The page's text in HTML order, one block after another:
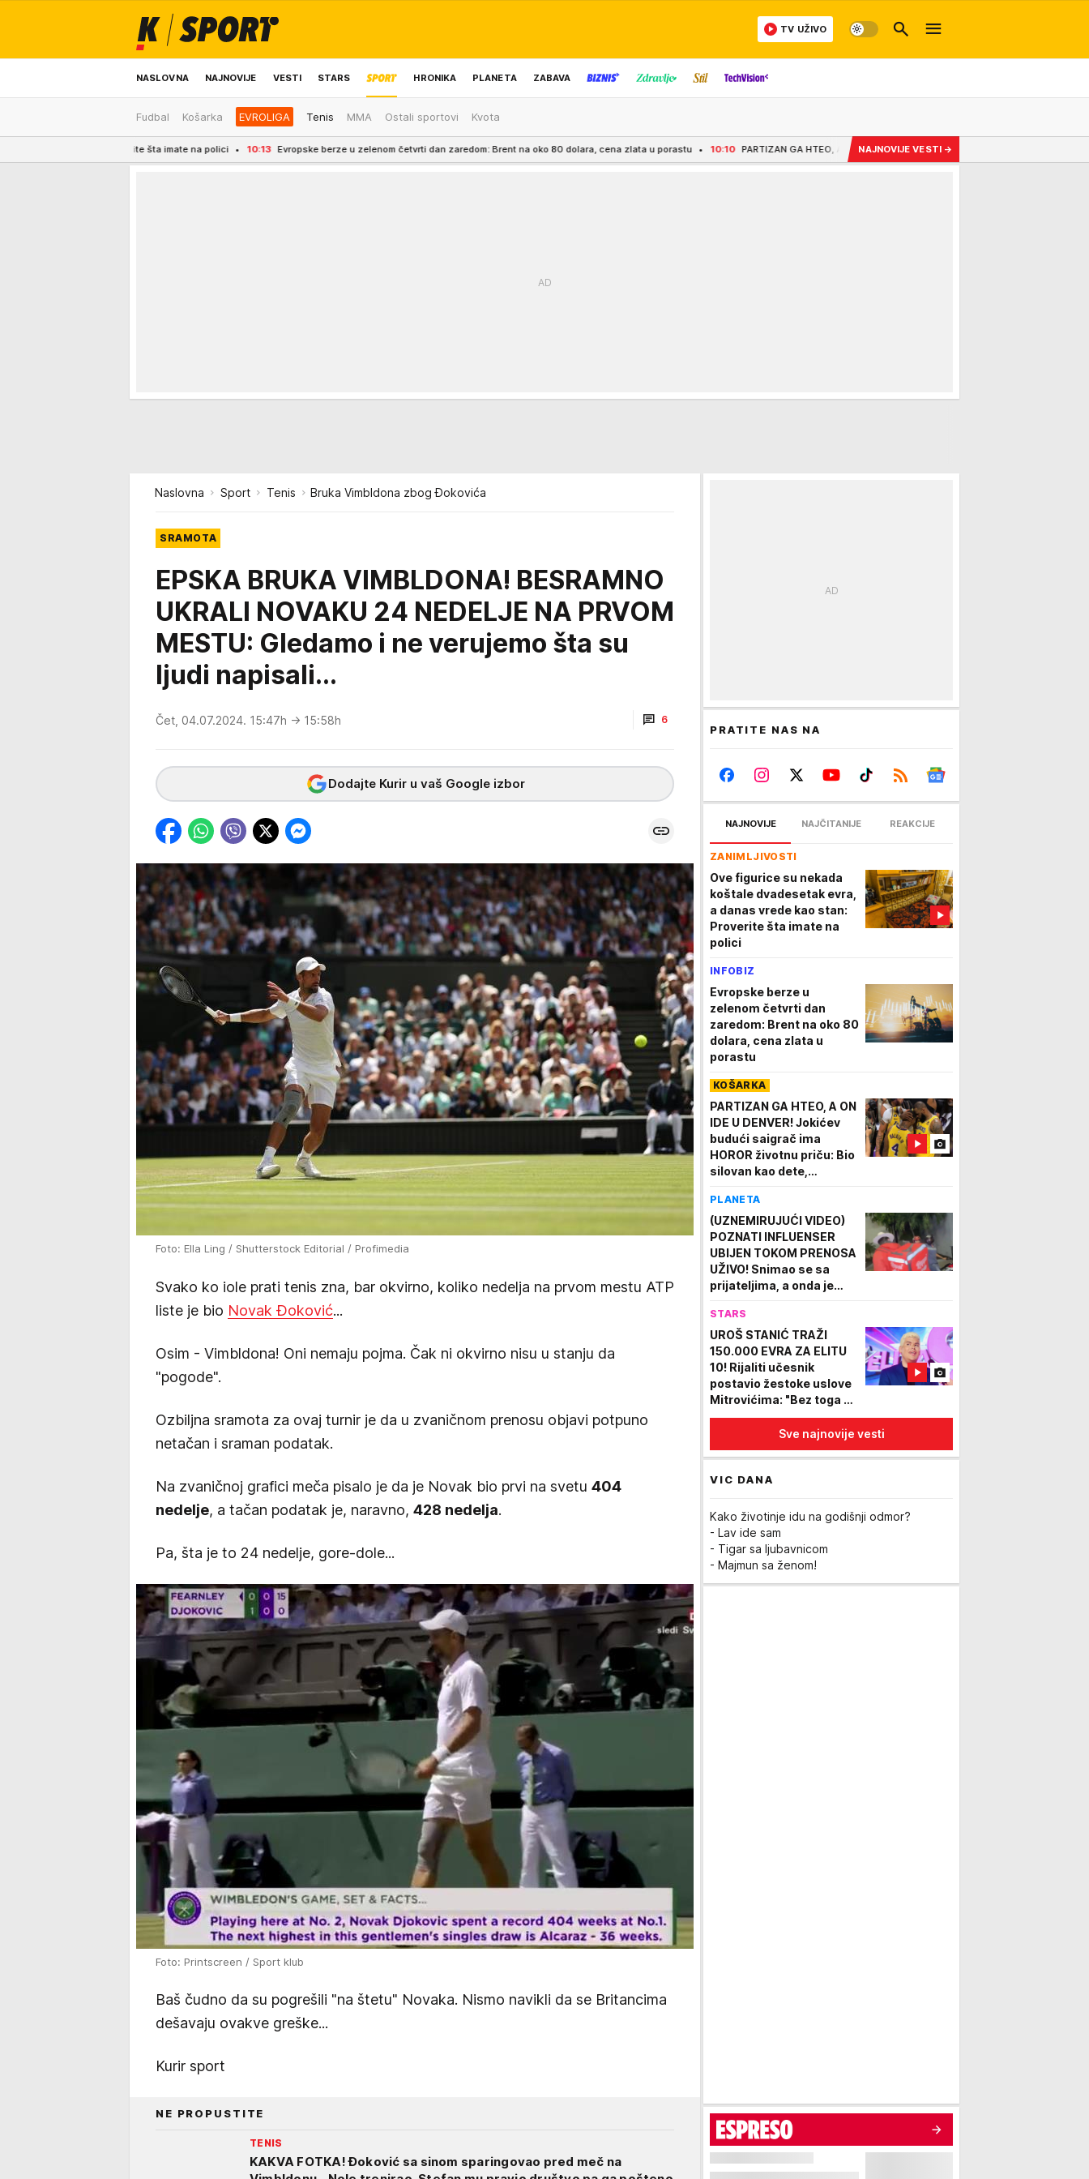
NASLOVNA NAJNOVIJE VESTI STARS HRONIKA PLANETA ZABAVA
ODRŽIVA BUDUĆNOST REGION NEWS IZBOR UREDNIKA
TV UŽIVO
Fudbal Košarka EVROLIGA Tenis MMA Ostali sportovi Kvota
10:13 Evropske berze u zelenom četvrti dan zaredom: Brent na oko 80 dolara, cena zlata u porastu 10:10 PARTIZAN GA HTEO, A ON IDE U DENVER! Jokićev budući saigrač ima HOROR životnu priču: Bio
NAJNOVIJE VESTI →
Naslovna Sport Tenis Bruka Vimbldona zbog Đokovića
SRAMOTA
EPSKA BRUKA VIMBLDONA! BESRAMNO
UKRALI NOVAKU 24 NEDELJE NA PRVOM
MESTU: Gledamo i ne verujemo šta su
ljudi napisali...
Čet, 04.07.2024. 15:47h → 15:58h 6
Dodajte Kurir u vaš Google izbor
Foto: Ella Ling / Shutterstock Editorial / Profimedia
Svako ko iole prati tenis zna, bar okvirno, koliko nedelja na prvom mestu ATP
liste je bio Novak Đoković...
Osim - Vimbldona! Oni nemaju pojma. Čak ni okvirno nisu u stanju da
"pogode".
Ozbiljna sramota za ovaj turnir je da u zvaničnom prenosu objavi potpuno
netačan i sraman podatak.
Na zvaničnoj grafici meča pisalo je da je Novak bio prvi na svetu 404
nedelje, a tačan podatak je, naravno, 428 nedelja.
Pa, šta je to 24 nedelje, gore-dole...
Foto: Printscreen / Sport klub
Baš čudno da su pogrešili "na štetu" Novaka. Nismo navikli da se Britancima
dešavaju ovakve greške...
Kurir sport
NE PROPUSTITE
TENIS
KAKVA FOTKA! Đoković sa sinom sparingovao pred meč na
PRATITE NAS NA
NAJNOVIJE NAJČITANIJE REAKCIJE
ZANIMLJIVOSTI
Ove figurice su nekada
koštale dvadesetak evra,
a danas vrede kao stan:
Proverite šta imate na
polici
INFOBIZ
Evropske berze u
zelenom četvrti dan
zaredom: Brent na oko 80
dolara, cena zlata u
porastu
KOŠARKA
PARTIZAN GA HTEO, A ON
IDE U DENVER! Jokićev
budući saigrač ima
HOROR životnu priču: Bio
silovan kao dete,
utehu našao u košarci!
PLANETA
(UZNEMIRUJUĆI VIDEO)
POZNATI INFLUENSER
UBIJEN TOKOM PRENOSA
UŽIVO! Snimao se sa
prijateljima, a onda je
napad!
STARS
UROŠ STANIĆ TRAŽI
150.000 EVRA ZA ELITU
10! Rijaliti učesnik
postavio žestoke uslove
Mitrovićima: "Bez toga ne
ulazim"
Sve najnovije vesti
VIC DANA
Kako životinje idu na godišnji odmor?
- Lav ide sam
- Tigar sa ljubavnicom
- Majmun sa ženom!